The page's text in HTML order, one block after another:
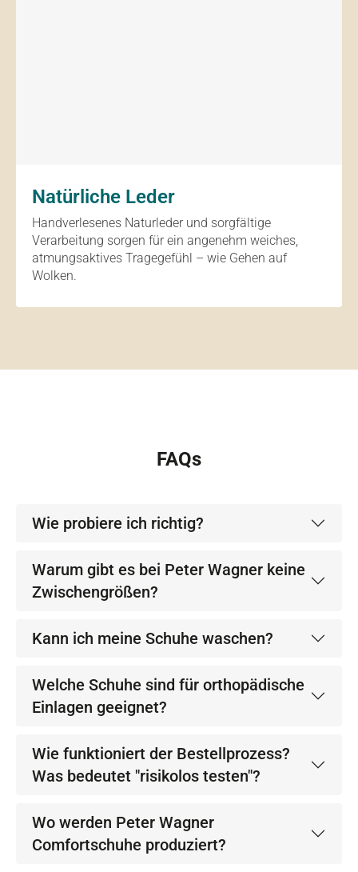
Natürliche Leder
Handverlesenes Naturleder und sorgfältige
Verarbeitung sorgen für ein angenehm weiches,
atmungsaktives Tragegefühl – wie Gehen auf
Wolken.
FAQs
Wie probiere ich richtig?
Warum gibt es bei Peter Wagner keine
Zwischengrößen?
Kann ich meine Schuhe waschen?
Welche Schuhe sind für orthopädische
Einlagen geeignet?
Wie funktioniert der Bestellprozess?
Was bedeutet "risikolos testen"?
Wo werden Peter Wagner
Comfortschuhe produziert?